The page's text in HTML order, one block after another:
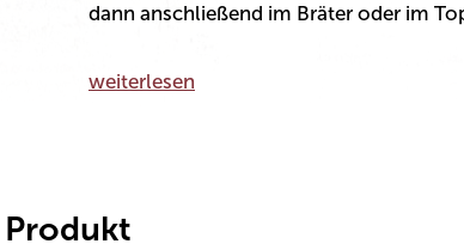
dann anschließend im Bräter oder im
weiterlesen